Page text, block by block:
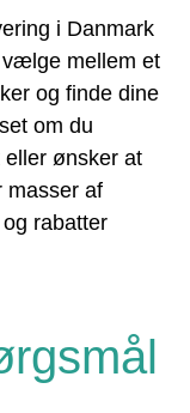
i Danmark
mellem et
og finde dine
om du
ønsker at
masser af
rabatter